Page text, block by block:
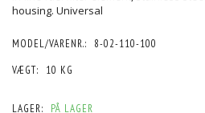
housing. Universal
MODEL/VARENR.:
8-02-110-100
VÆGT:
10 KG
LAGER: PÅ LAGER